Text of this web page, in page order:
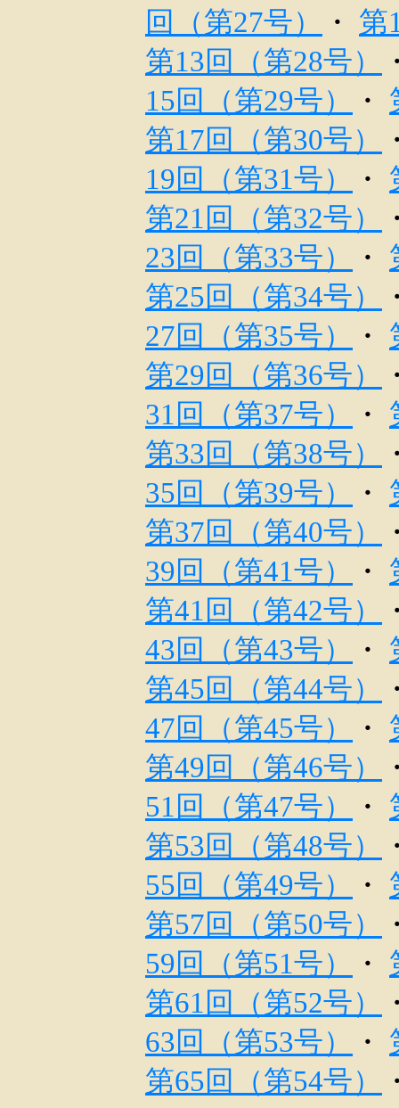
回（第27号）
・ 第
第13回（第28号）
15回（第29号）
・
第17回（第30号）
19回（第31号）
・
第21回（第32号）
23回（第33号）
・
第25回（第34号）
27回（第35号）
・
第29回（第36号）
31回（第37号）
・
第33回（第38号）
35回（第39号）
・
第37回（第40号）
39回（第41号）
・
第41回（第42号）
43回（第43号）
・
第45回（第44号）
47回（第45号）
・
第49回（第46号）
51回（第47号）
・
第53回（第48号）
55回（第49号）
・
第57回（第50号）
59回（第51号）
・
第61回（第52号）
63回（第53号）
・
第65回（第54号）